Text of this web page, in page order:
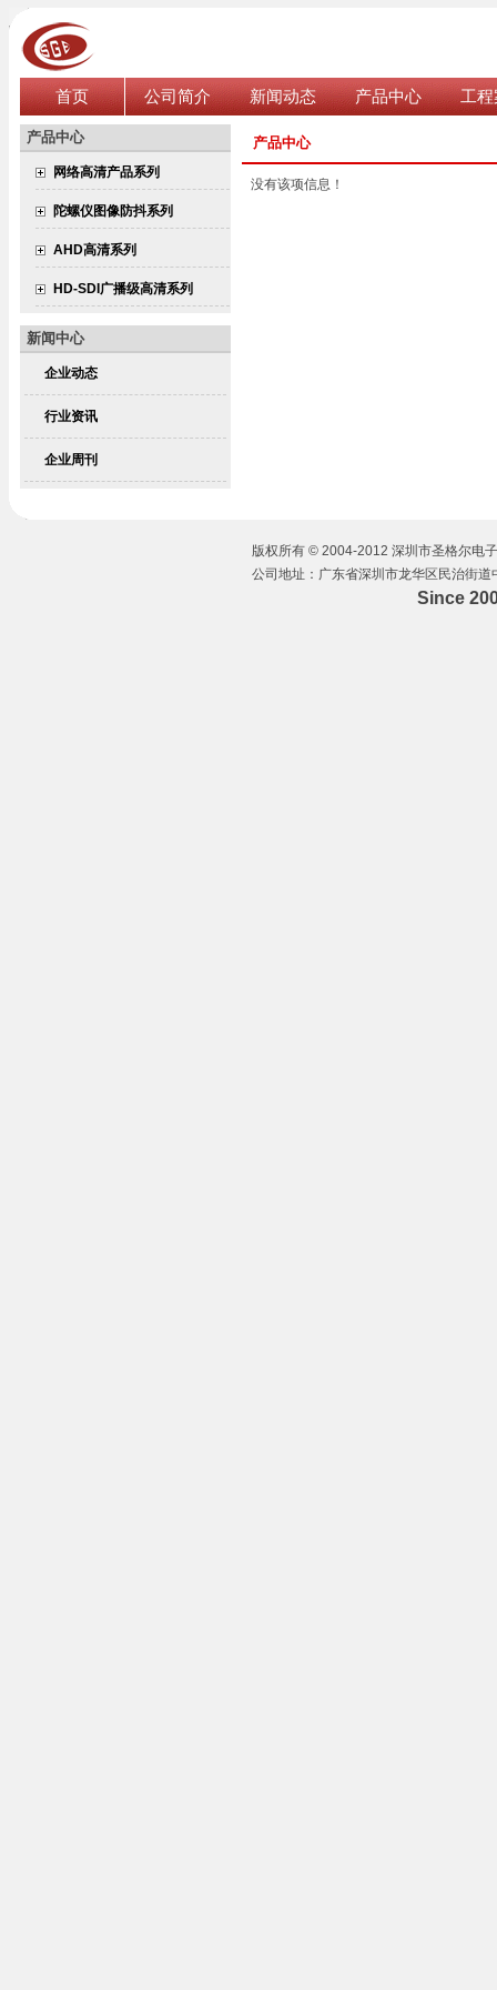
首页 公司简介 新闻动态 产品中心 工
产品中心
网络高清产品系列
陀螺仪图像防抖系列
AHD高清系列
HD-SDI广播级高清系列
新闻中心
企业动态
行业资讯
企业周刊
产品中心
没有该项信息！
版权所有 © 2004-2012 深圳市圣格尔电
公司地址：广东省深圳市龙华区民治街
Since